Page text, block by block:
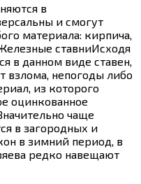
в
и смогут
материала: кирпича,
ставниИсходя
в данном виде ставен,
взлома, непогоды либо
из которого
оцинкованное
чаще
в загородных и
в зимний период, в
редко навещают